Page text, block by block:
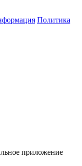
Политика
приложение